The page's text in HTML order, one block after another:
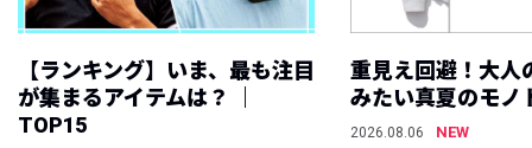
【ランキング】いま、最も注目
が集まるアイテムは？ ｜
TOP15
重見え回避！大人
みたい真夏のモノ
2026.08.06
NEW